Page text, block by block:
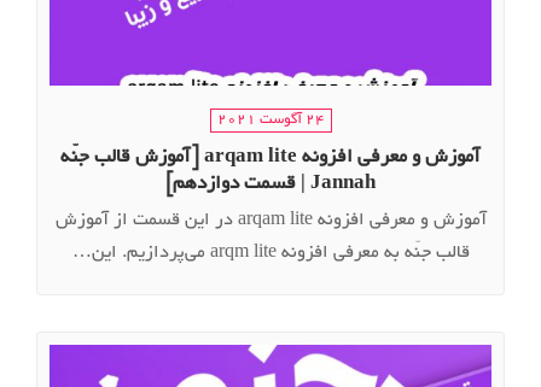
24 آگوست 2021
آموزش و معرفی افزونه arqam lite [آموزش قالب جنّه
Jannah | قسمت دوازدهم]
آموزش و معرفی افزونه arqam lite در این قسمت از آموزش
قالب جنّه به معرفی افزونه arqm lite می‌پردازیم. این…